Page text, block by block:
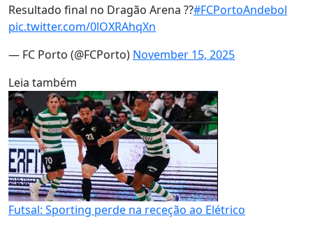
Resultado final no Dragão Arena ??#FCPortoAndebol
pic.twitter.com/0lOXRAhqXn
— FC Porto (@FCPorto) November 15, 2025
Leia também
Futsal: Sporting perde na receção ao Elétrico